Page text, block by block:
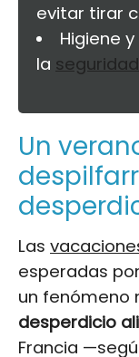
evitar tirar
Higiene
la seguridad
Un
Las
esperadas
un fenómeno
desperdicio
Francia